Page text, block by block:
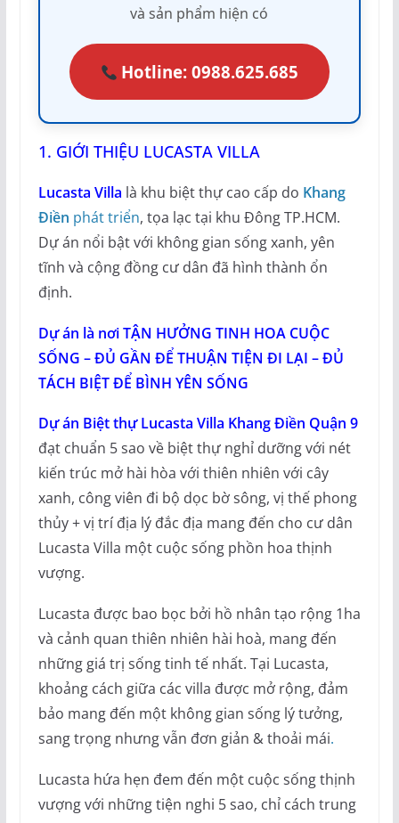
và sản phẩm hiện có
Hotline: 0988.625.685
1. GIỚI THIỆU LUCASTA VILLA
Lucasta Villa là khu biệt thự cao cấp do Khang
Điền phát triển, tọa lạc tại khu Đông TP.HCM.
Dự án nổi bật với không gian sống xanh, yên
tĩnh và cộng đồng cư dân đã hình thành ổn
định.
Dự án là nơi TẬN HƯỞNG TINH HOA CUỘC
SỐNG – ĐỦ GẦN ĐỂ THUẬN TIỆN ĐI LẠI – ĐỦ
TÁCH BIỆT ĐỂ BÌNH YÊN SỐNG
Dự án Biệt thự Lucasta Villa Khang Điền Quận 9
đạt chuẩn 5 sao về biệt thự nghỉ dưỡng với nét
kiến trúc mở hài hòa với thiên nhiên với cây
xanh, công viên đi bộ dọc bờ sông, vị thế phong
thủy + vị trí địa lý đắc địa mang đến cho cư dân
Lucasta Villa một cuộc sống phồn hoa thịnh
vượng.
Lucasta được bao bọc bởi hồ nhân tạo rộng 1ha
và cảnh quan thiên nhiên hài hoà, mang đến
những giá trị sống tinh tế nhất. Tại Lucasta,
khoảng cách giữa các villa được mở rộng, đảm
bảo mang đến một không gian sống lý tưởng,
sang trọng nhưng vẫn đơn giản & thoải mái.
Lucasta hứa hẹn đem đến một cuộc sống thịnh
vượng với những tiện nghi 5 sao, chỉ cách trung